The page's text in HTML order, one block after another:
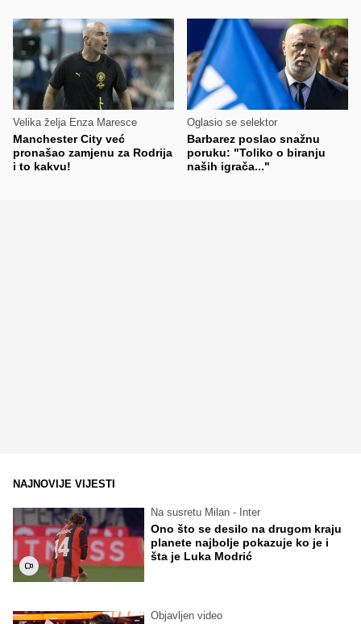
Velika želja Enza Maresce
Manchester City već
pronašao zamjenu za Rodrija
i to kakvu!
Oglasio se selektor
Barbarez poslao snažnu
poruku: "Toliko o biranju
naših igrača..."
NAJNOVIJE VIJESTI
Na susretu Milan - Inter
Ono što se desilo na drugom kraju
planete najbolje pokazuje ko je i
šta je Luka Modrić
Objavljen video